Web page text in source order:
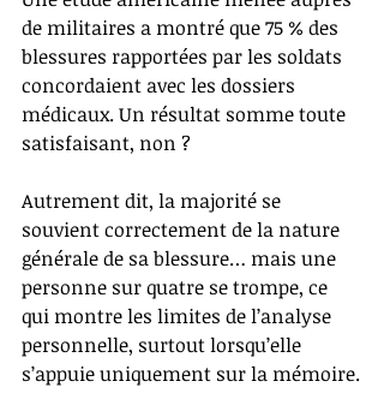
de militaires a montré que 75 % des
blessures rapportées par les soldats
concordaient avec les dossiers
médicaux. Un résultat somme toute
satisfaisant, non ?
Autrement dit, la majorité se
souvient correctement de la nature
générale de sa blessure… mais une
personne sur quatre se trompe, ce
qui montre les limites de l’analyse
personnelle, surtout lorsqu’elle
s’appuie uniquement sur la mémoire.